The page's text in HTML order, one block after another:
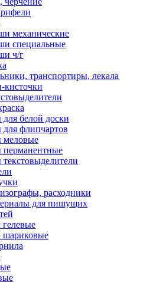
механические
специальные
ч/г
транспортиры, лекала
кисточки
белой доски
флипчартов
меловые
расходники
для пишущих